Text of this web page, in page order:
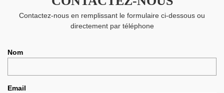
Contactez-nous en remplissant le formulaire ci-dessous ou
directement par téléphone
Nom
Email